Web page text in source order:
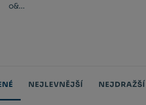
o&...
NEJLEVNĚJŠÍ NEJDRAŽŠÍ